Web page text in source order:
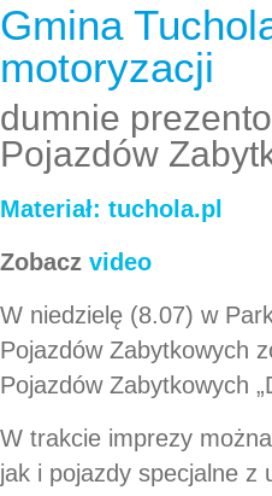
Gmina
motoryzacji
dumnie
Pojazdów
Materiał: tuchola.pl
Zobacz video
W niedzielę (8.07) w
Pojazdów Zabytkowych
Pojazdów Zabytkowych
W trakcie imprezy
jak i pojazdy specjalne z